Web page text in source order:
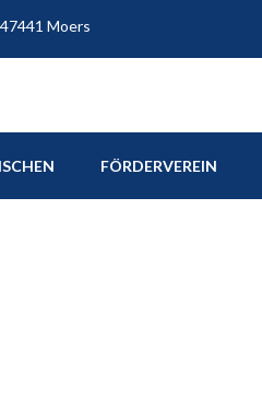
Moers
FÖRDERVEREIN